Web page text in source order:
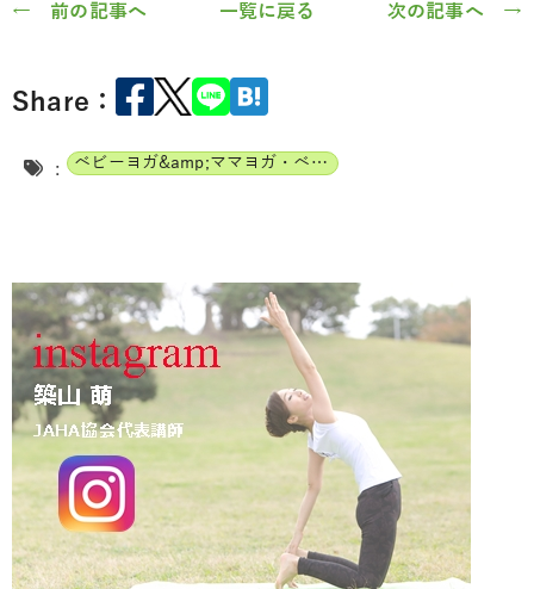
← 前の記事へ 一覧に戻る 次の記事へ →
Share：
: ベビーヨガ&amp;ママヨガ・ベビーチャクラマッサージ通信講座